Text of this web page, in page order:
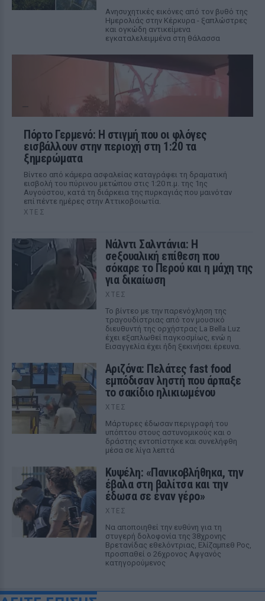
Ανησυχητικές εικόνες από τον βυθό της
Ημερολιάς στην Κέρκυρα - ξαπλώστρες
και ογκώδη αντικείμενα
εγκαταλελειμμένα στη θάλασσα
Πόρτο Γερμενό: Η στιγμή που οι φλόγες
εισβάλλουν στην περιοχή στη 1:20 τα
ξημερώματα
Βίντεο από κάμερα ασφαλείας καταγράφει τη δραματική
εισβολή του πύρινου μετώπου στις 1:20 π.μ. της 1ης
Αυγούστου, κατά τη διάρκεια της πυρκαγιάς που μαινόταν
επί πέντε ημέρες στην Αττικοβοιωτία.
ΧΤΕΣ
Νάλντι Σαλντάνια: Η
σeξουαλική επίθεση που
σόκαρε το Περού και η μάχη της
για δικαίωση
ΧΤΕΣ
Το βίντεο με την παρενόχληση της
τραγουδίστριας από τον μουσικό
διευθυντή της ορχήστρας La Bella Luz
έχει εξαπλωθεί παγκοσμίως, ενώ η
Εισαγγελία έχει ήδη ξεκινήσει έρευνα.
Αριζόνα: Πελάτες fast food
εμπόδισαν ληστή που άρπαξε
το σακίδιο ηλικιωμένου
ΧΤΕΣ
Μάρτυρες έδωσαν περιγραφή του
υπόπτου στους αστυνομικούς και ο
δράστης εντοπίστηκε και συνελήφθη
μέσα σε λίγα λεπτά
Κυψέλη: «Πανικοβλήθηκα, την
έβαλα στη βαλίτσα και την
έδωσα σε έναν γέρο»
ΧΤΕΣ
Να αποποιηθεί την ευθύνη για τη
στυγερή δολοφονία της 38χρονης
Βρετανίδας εθελόντριας, Ελίζαμπεθ Ρος,
προσπαθεί ο 26χρονος Αφγανός
κατηγορούμενος